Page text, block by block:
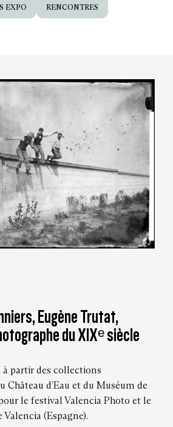
EXPO RENCONTRES
Eugène Trutat,
du XIXᵉ siècle
partir des collections
Château d’Eau et du Muséum de
le festival Valencia Photo et le
Valencia (Espagne).